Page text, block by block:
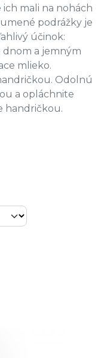
mali na nohách
podrážky je
účinok:
a jemným
mlieko.
Odolnú
a opláchnite
handričkou.